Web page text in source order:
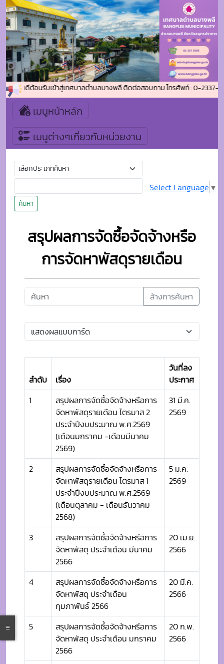
ยินดีต้อนรับเข้าสู่เทศบาลตำบลบางพลี ติดต่อสอบถาม โทรศัพท์ : 0-2337-
เมนูหน้าหลัก
เมนูต่างๆเกี่ยวกับหน่วยงาน
ค้นหา
Select Language ▼
สรุปผลการจัดซื้อจัดจ้างหรือ
การจัดหาพัสดุรายเดือน
ล้างการค้นหา
ลำดับ เรื่อง
วันที่ลง
ประกาศ
1
สรุปผลการจัดซื้อจัดจ้างหรือการ
จัดหาพัสดุรายเดือน ไตรมาส 2
ประจำปีงบประมาณ พ.ศ.2569
(เดือนมกราคม -เดือนมีนาคม
2569)
31 มี.ค.
2569
2
สรุปผลการจัดซื้อจัดจ้างหรือการ
จัดหาพัสดุรายเดือน ไตรมาส 1
ประจำปีงบประมาณ พ.ศ.2569
(เดือนตุลาคม - เดือนธันวาคม
2568)
5 ม.ค.
2569
3
สรุปผลการจัดซื้อจัดจ้างหรือการ
จัดหาพัสดุ ประจำเดือน มีนาคม
2566
20 เม.ย.
2566
4
สรุปผลการจัดซื้อจัดจ้างหรือการ
จัดหาพัสดุ ประจำเดือน
กุมภาพันธ์ 2566
20 มี.ค.
2566
5
สรุปผลการจัดซื้อจัดจ้างหรือการ
จัดหาพัสดุ ประจำเดือน มกราคม
2566
20 ก.พ.
2566